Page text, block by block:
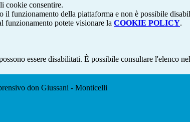
cookie consentire.
il funzionamento della piattaforma e non è possibile
funzionamento potete visionare la COOKIE POLICY.
essere disabilitati. È possibile consultare l'elenco
don Giussani - Monticelli